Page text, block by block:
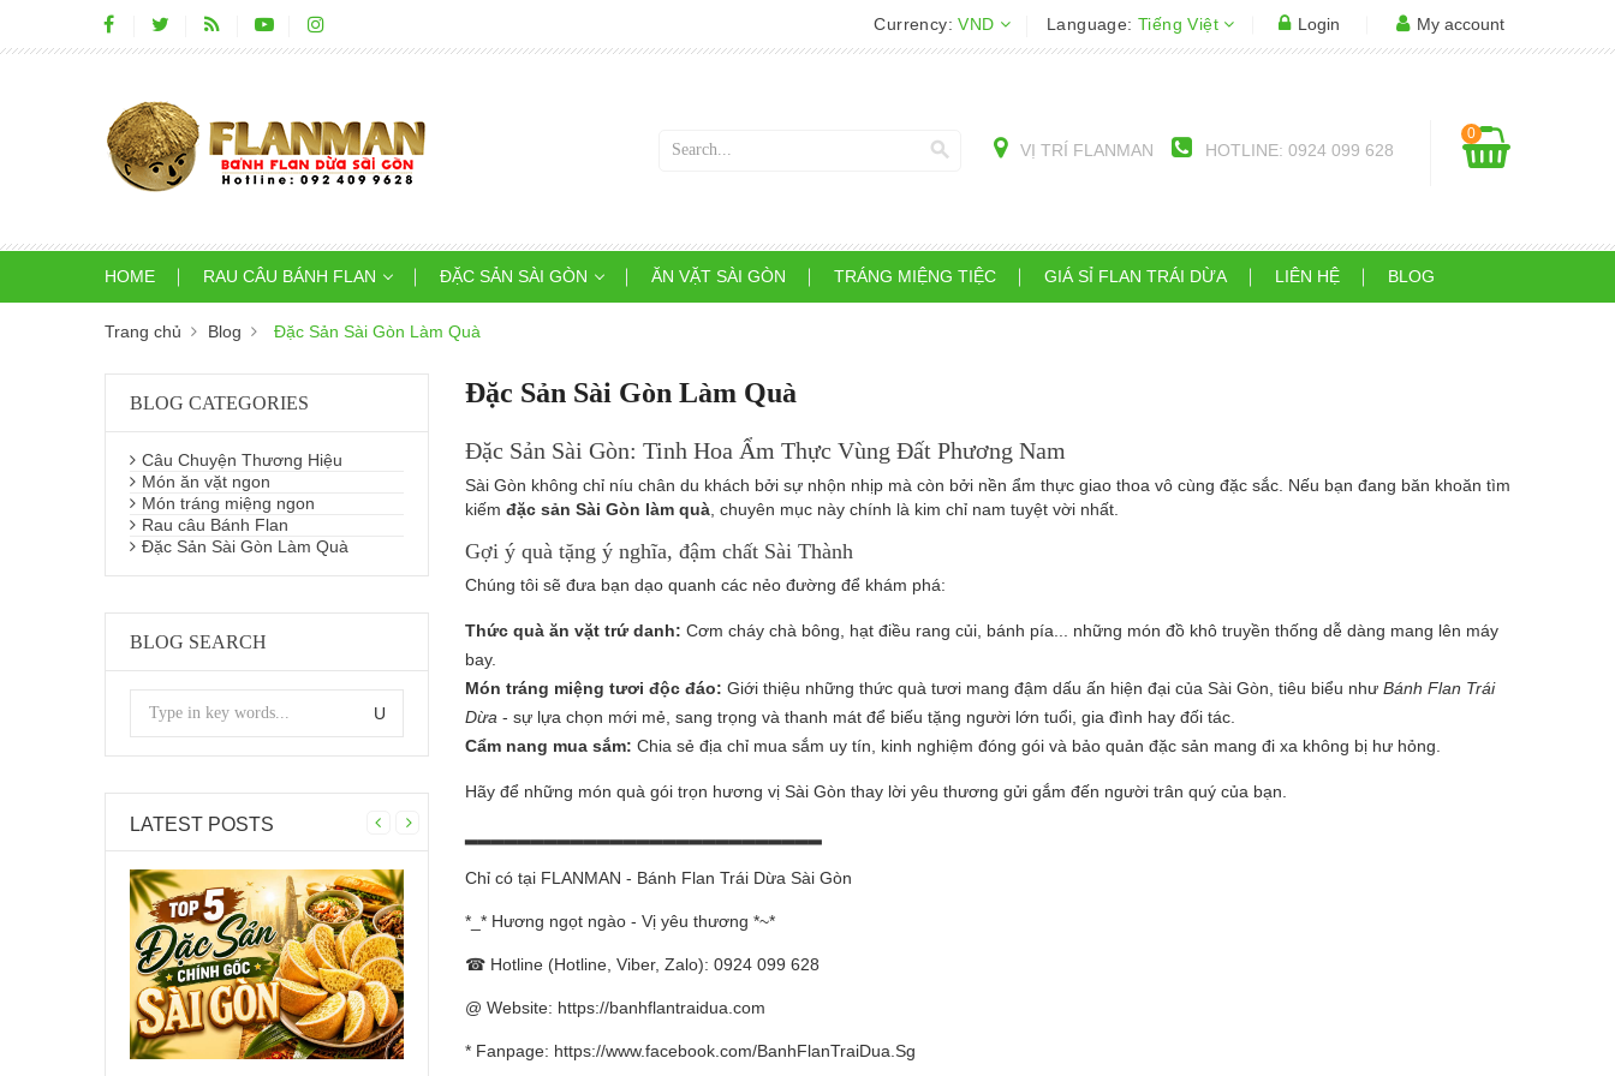
Currency:VND Language: Tiếng Việt Login My account
search VỊ TRÍ FLANMAN HOTLINE: 0924 099 628
0
HOME RAU CÂU BÁNH FLAN ĐẶC SẢN SÀI GÒN ĂN VẶT SÀI GÒN TRÁNG MIỆNG TIỆC GIÁ SỈ FLAN TRÁI DỪA LIÊN HỆ BLOG
Trang chủ Blog Đặc Sản Sài Gòn Làm Quà
BLOG CATEGORIES
Câu Chuyện Thương Hiệu
Món ăn vặt ngon
Món tráng miệng ngon
Rau câu Bánh Flan
Đặc Sản Sài Gòn Làm Quà
BLOG SEARCH
LATEST POSTS
Đặc Sản Sài Gòn Làm Quà
Đặc Sản Sài Gòn: Tinh Hoa Ẩm Thực Vùng Đất Phương Nam
Sài Gòn không chỉ níu chân du khách bởi sự nhộn nhịp mà còn bởi nền ẩm thực giao thoa vô cùng đặc sắc. Nếu bạn đang băn khoăn tìm
kiếm đặc sản Sài Gòn làm quà , chuyên mục này chính là kim chỉ nam tuyệt vời nhất.
Gợi ý quà tặng ý nghĩa, đậm chất Sài Thành
Chúng tôi sẽ đưa bạn dạo quanh các nẻo đường để khám phá:
Thức quà ăn vặt trứ danh: Cơm cháy chà bông, hạt điều rang củi, bánh pía... những món đồ khô truyền thống dễ dàng mang lên máy
bay.
Món tráng miệng tươi độc đáo: Giới thiệu những thức quà tươi mang đậm dấu ấn hiện đại của Sài Gòn, tiêu biểu như Bánh Flan Trái
Dừa - sự lựa chọn mới mẻ, sang trọng và thanh mát để biếu tặng người lớn tuổi, gia đình hay đối tác.
Cẩm nang mua sắm: Chia sẻ địa chỉ mua sắm uy tín, kinh nghiệm đóng gói và bảo quản đặc sản mang đi xa không bị hư hỏng.
Hãy để những món quà gói trọn hương vị Sài Gòn thay lời yêu thương gửi gắm đến người trân quý của bạn.
Chỉ có tại FLANMAN - Bánh Flan Trái Dừa Sài Gòn
*_* Hương ngọt ngào - Vị yêu thương *~*
☎ Hotline (Hotline, Viber, Zalo): 0924 099 628
@ Website: https://banhflantraidua.com
* Fanpage: https://www.facebook.com/BanhFlanTraiDua.Sg